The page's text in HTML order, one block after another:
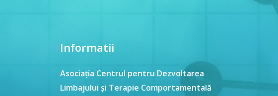
Informatii
Asociația Centrul pentru Dezvoltarea
Limbajului și Terapie Comportamentală